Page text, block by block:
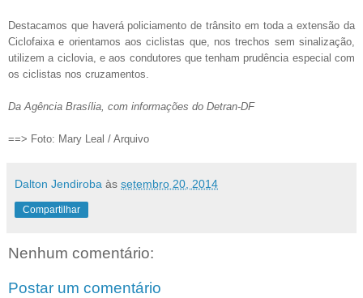
Destacamos que haverá policiamento de trânsito em toda a extensão da
Ciclofaixa e orientamos aos ciclistas que, nos trechos sem sinalização,
utilizem a ciclovia, e aos condutores que tenham prudência especial com
os ciclistas nos cruzamentos.
Da Agência Brasília, com informações do Detran-DF
==> Foto: Mary Leal / Arquivo
Dalton Jendiroba às setembro 20, 2014
Compartilhar
Nenhum comentário:
Postar um comentário